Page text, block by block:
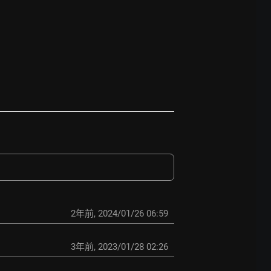
2年前, 2024/01/26 06:59
3年前, 2023/01/28 02:26